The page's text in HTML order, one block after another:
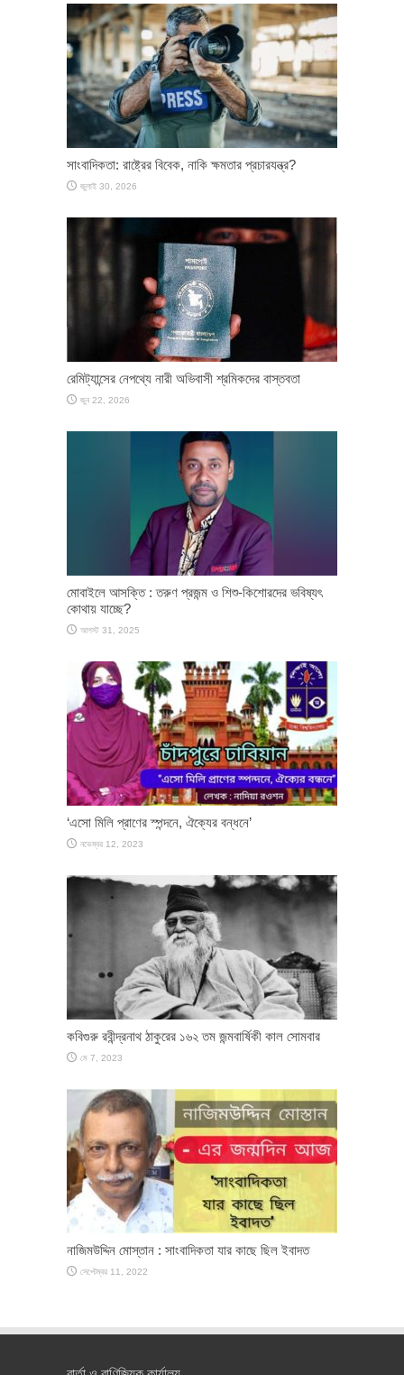
সাংবাদিকতা: রাষ্ট্রের বিবেক, নাকি ক্ষমতার প্রচারযন্ত্র?
জুলাই 30, 2026
রেমিট্যান্সের নেপথ্যে নারী অভিবাসী শ্রমিকদের বাস্তবতা
জুন 22, 2026
মোবাইলে আসক্তি : তরুণ প্রজন্ম ও শিশু-কিশোরদের ভবিষ্যৎ
কোথায় যাচ্ছে?
আগস্ট 31, 2025
‘এসো মিলি প্রাণের স্পন্দনে, ঐক্যের বন্ধনে’
নভেম্বর 12, 2023
কবিগুরু রবীন্দ্রনাথ ঠাকুরের ১৬২ তম জন্মবার্ষিকী কাল সোমবার
মে 7, 2023
নাজিমউদ্দিন মোস্তান : সাংবাদিকতা যার কাছে ছিল ইবাদত
সেপ্টেম্বর 11, 2022